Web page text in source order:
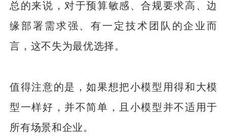
总的来说，对于预算敏感、合规要求高、边
缘部署需求强、有一定技术团队的企业而
言，这不失为最优选择。
值得注意的是，如果想把小模型用得和大模
型一样好，并不简单，且小模型并不适用于
所有场景和企业。